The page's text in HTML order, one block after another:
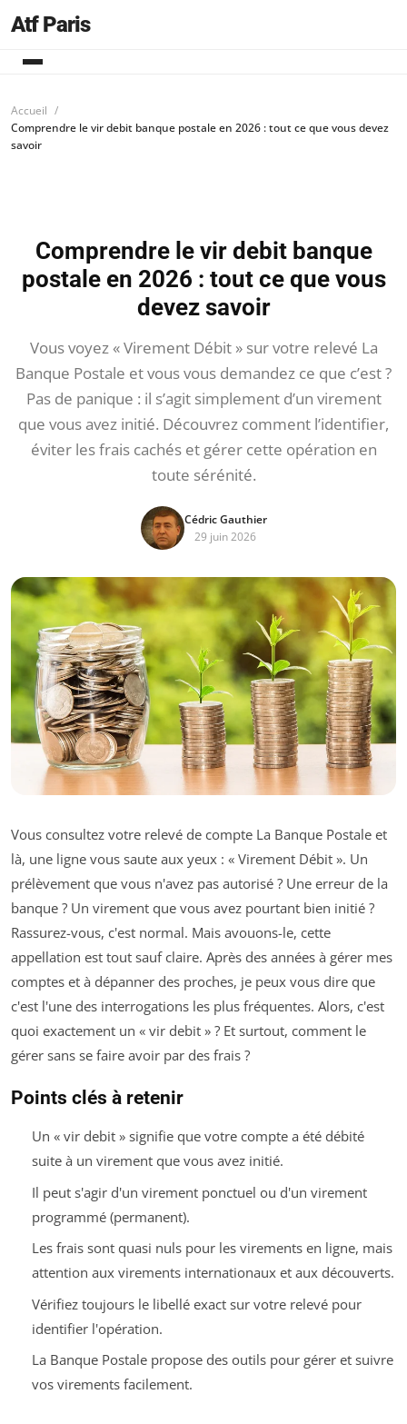
Atf Paris
Accueil
Comprendre le vir debit banque postale en 2026 : tout ce que vous devez
savoir
Comprendre le vir debit banque
postale en 2026 : tout ce que vous
devez savoir
Vous voyez « Virement Débit » sur votre relevé La
Banque Postale et vous vous demandez ce que c’est ?
Pas de panique : il s’agit simplement d’un virement
que vous avez initié. Découvrez comment l’identifier,
éviter les frais cachés et gérer cette opération en
toute sérénité.
Cédric Gauthier
29 juin 2026
Vous consultez votre relevé de compte La Banque Postale et
là, une ligne vous saute aux yeux : « Virement Débit ». Un
prélèvement que vous n'avez pas autorisé ? Une erreur de la
banque ? Un virement que vous avez pourtant bien initié ?
Rassurez-vous, c'est normal. Mais avouons-le, cette
appellation est tout sauf claire. Après des années à gérer mes
comptes et à dépanner des proches, je peux vous dire que
c'est l'une des interrogations les plus fréquentes. Alors, c'est
quoi exactement un « vir debit » ? Et surtout, comment le
gérer sans se faire avoir par des frais ?
Points clés à retenir
Un « vir debit » signifie que votre compte a été débité
suite à un virement que vous avez initié.
Il peut s'agir d'un virement ponctuel ou d'un virement
programmé (permanent).
Les frais sont quasi nuls pour les virements en ligne, mais
attention aux virements internationaux et aux découverts.
Vérifiez toujours le libellé exact sur votre relevé pour
identifier l'opération.
La Banque Postale propose des outils pour gérer et suivre
vos virements facilement.